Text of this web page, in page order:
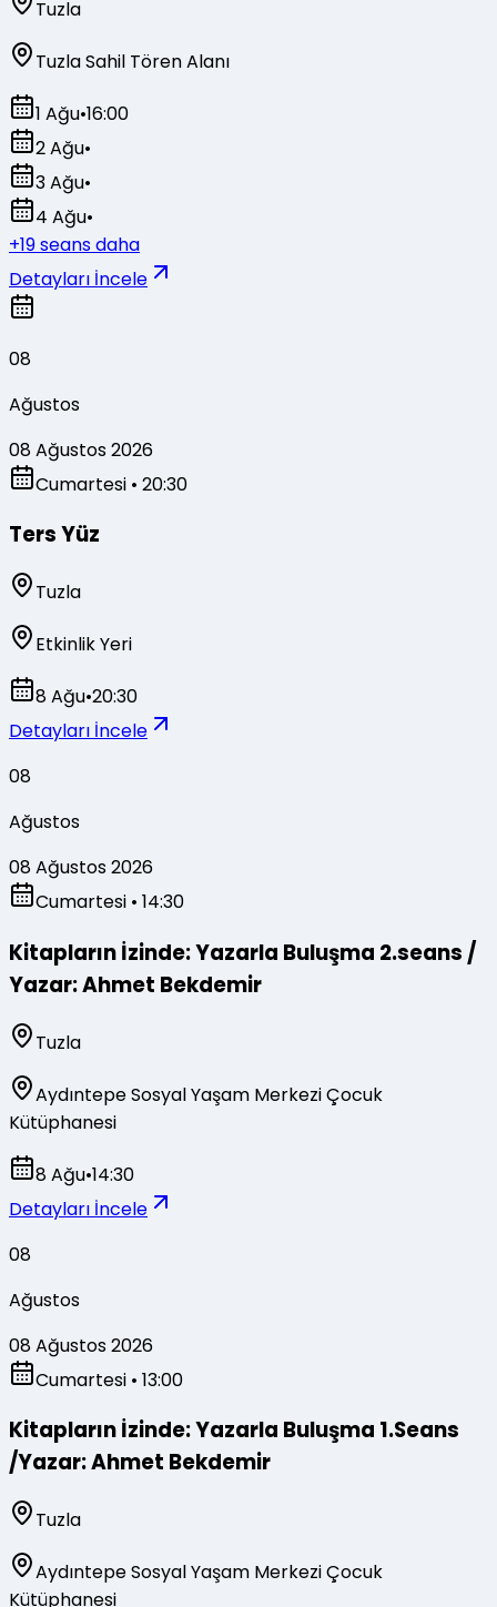
Tuzla
Tuzla Sahil Tören Alanı
1 Ağu•16:00
2 Ağu•
3 Ağu•
4 Ağu•
+19seans daha
Detayları İncele
08
Ağustos
08 Ağustos 2026
Cumartesi • 20:30
Ters Yüz
Tuzla
Etkinlik Yeri
8 Ağu•20:30
Detayları İncele
08
Ağustos
08 Ağustos 2026
Cumartesi • 14:30
Kitapların İzinde: Yazarla Buluşma 2.seans /
Yazar: Ahmet Bekdemir
Tuzla
Aydıntepe Sosyal Yaşam Merkezi Çocuk
Kütüphanesi
8 Ağu•14:30
Detayları İncele
08
Ağustos
08 Ağustos 2026
Cumartesi • 13:00
Kitapların İzinde: Yazarla Buluşma 1.Seans
/Yazar: Ahmet Bekdemir
Tuzla
Aydıntepe Sosyal Yaşam Merkezi Çocuk
Kütüphanesi